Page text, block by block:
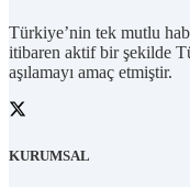
Türkiye’nin tek mutlu
itibaren aktif bir şekilde
aşılamayı amaç etmiştir.
KURUMSAL